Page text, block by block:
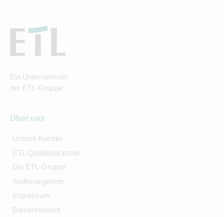
Ein Unternehmen
der ETL-Gruppe
Über uns
Unsere Kanzlei
ETL Qualitätskanzlei
Die ETL-Gruppe
Stellenangebote
Impressum
Barrierefreiheit